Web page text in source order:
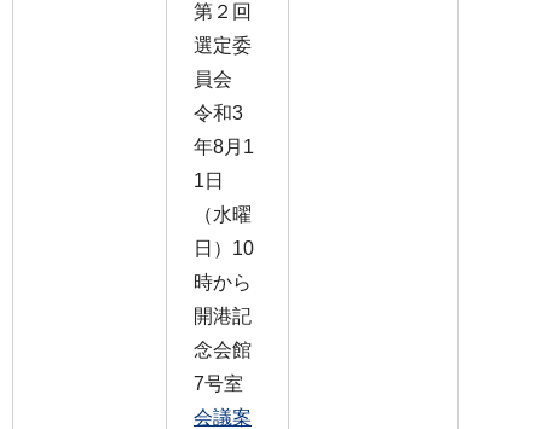
第２回
選定委
員会
令和3
年8月1
1日
（水曜
日）10
時から
開港記
念会館
7号室
会議案